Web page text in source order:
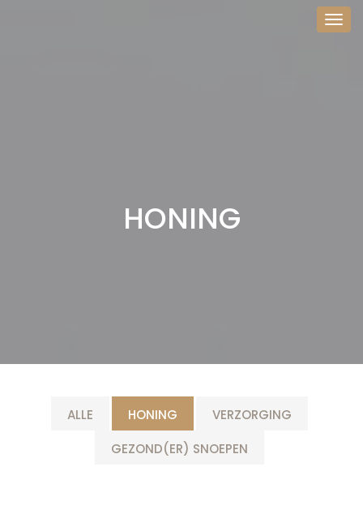
HONING
ALLE HONING
VERZORGING
GEZOND(ER) SNOEPEN